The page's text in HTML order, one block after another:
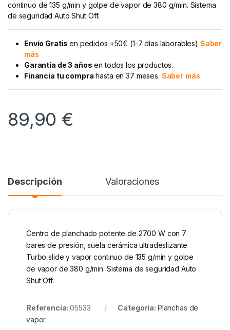
continuo de 135 g/min y golpe de vapor de 380 g/min. Sistema
de seguridad Auto Shut Off.
Envío Gratisen pedidos +50€ (1-7 días laborables) Saber
más
Garantía de 3 años en todos los productos.
Financia tu compra hasta en 37 meses. Saber más
89,90 €
Descripción Valoraciones
Centro de planchado potente de 2700 W con 7
bares de presión, suela cerámica ultradeslizante
Turbo slide y vapor continuo de 135 g/min y golpe
de vapor de 380 g/min. Sistema de seguridad Auto
Shut Off.
Referencia:05533 Categoría: Planchas de
vapor